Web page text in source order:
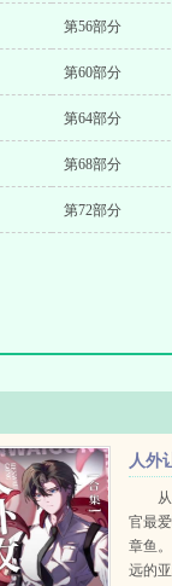
第56部分
第60部分
第64部分
第68部分
第72部分
人外
官最
章鱼
远的